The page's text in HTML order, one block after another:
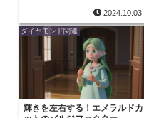
2024.10.03
ダイヤモンド関連
輝きを左右する！エメラルドカ